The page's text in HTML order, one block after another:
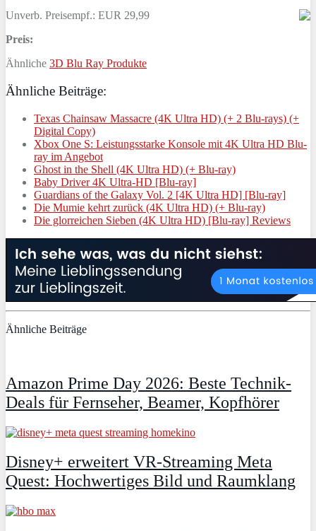
Unverb. Preisempf.: EUR 29,99
Preis:
Ähnliche 3D Blu Ray Produkte
Ähnliche Beiträge:
Texas Chainsaw Massacre (4K Ultra HD) (+ 2 Blu-rays) (+
Digital Copy)
Xbox One S: Leistungsstarke Konsole mit 4K Ultra HD Blu-
ray im Angebot
Ghost in the Shell (4K Ultra HD) (+ Blu-ray)
Baby Driver 4K Ultra-HD [Blu-ray]
Guardians of the Galaxy Vol. 2 [4K Ultra HD] [Blu-ray]
Die Mumie kehrt zurück (4K Ultra HD) (+ Blu-ray)
Die glorreichen Sieben (4K Ultra HD) [Blu-ray] Reviews
Ähnliche Beiträge
Amazon Prime Day 2026: Beste Technik-
Deals für Fernseher, Beamer, Kopfhörer
Disney+ erweitert VR‑Streaming Meta
Quest: Hochwertiges Bild und Raumklang